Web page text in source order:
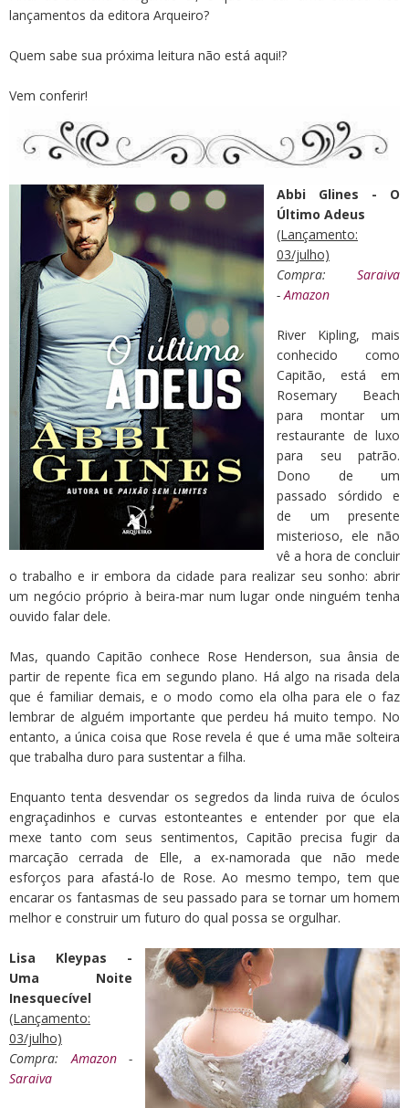
lançamentos da editora Arqueiro?
Quem sabe sua próxima leitura não está aqui!?
Vem conferir!
Abbi Glines - O
Último Adeus
(Lançamento:
03/julho)
Compra: Saraiva
-Amazon
River Kipling, mais
conhecido como
Capitão, está em
Rosemary Beach
para montar um
restaurante de luxo
para seu patrão.
Dono de um
passado sórdido e
de um presente
misterioso, ele não
vê a hora de concluir
o trabalho e ir embora da cidade para realizar seu sonho: abrir
um negócio próprio à beira-mar num lugar onde ninguém tenha
ouvido falar dele.
Mas, quando Capitão conhece Rose Henderson, sua ânsia de
partir de repente fica em segundo plano. Há algo na risada dela
que é familiar demais, e o modo como ela olha para ele o faz
lembrar de alguém importante que perdeu há muito tempo. No
entanto, a única coisa que Rose revela é que é uma mãe solteira
que trabalha duro para sustentar a filha.
Enquanto tenta desvendar os segredos da linda ruiva de óculos
engraçadinhos e curvas estonteantes e entender por que ela
mexe tanto com seus sentimentos, Capitão precisa fugir da
marcação cerrada de Elle, a ex-namorada que não mede
esforços para afastá-lo de Rose. Ao mesmo tempo, tem que
encarar os fantasmas de seu passado para se tornar um homem
melhor e construir um futuro do qual possa se orgulhar.
Lisa Kleypas -
Uma Noite
Inesquecível
(Lançamento:
03/julho)
Compra:Amazon-
Saraiva